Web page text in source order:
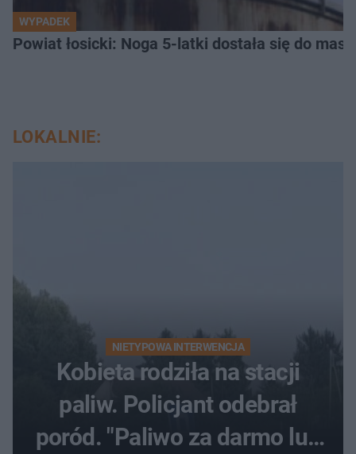
WYPADEK
Powiat łosicki: Noga 5-latki dostała się do
LOKALNIE:
NIETYPOWA INTERWENCJA
Kobieta rodziła na stacji
paliw. Policjant odebrał
poród. "Paliwo za darmo lub